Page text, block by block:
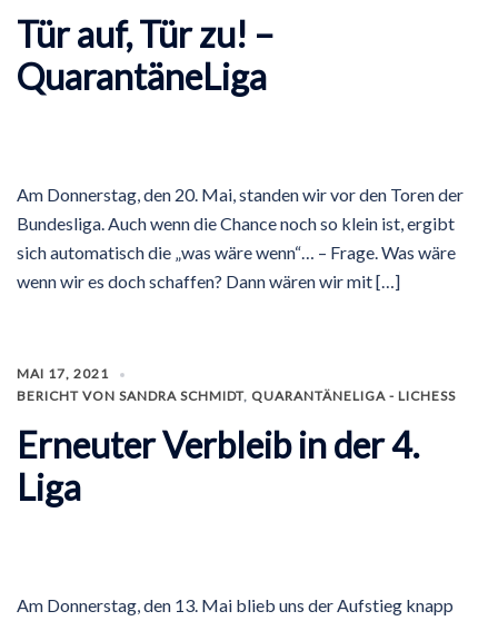
Tür auf, Tür zu! –
QuarantäneLiga
Am Donnerstag, den 20. Mai, standen wir vor den Toren der
Bundesliga. Auch wenn die Chance noch so klein ist, ergibt
sich automatisch die „was wäre wenn“… – Frage. Was wäre
wenn wir es doch schaffen? Dann wären wir mit […]
MAI 17, 2021
BERICHT VON SANDRA SCHMIDT, QUARANTÄNELIGA - LICHESS
Erneuter Verbleib in der 4.
Liga
Am Donnerstag, den 13. Mai blieb uns der Aufstieg knapp